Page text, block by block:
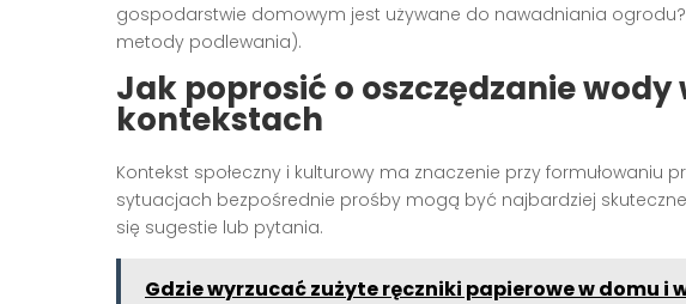
gospodarstwie domowym jest używane do nawadniania
metody podlewania).
Jak poprosić o oszczędzanie wody
kontekstach
Kontekst społeczny i kulturowy ma znaczenie przy formułowaniu
sytuacjach bezpośrednie prośby mogą być najbardziej
się sugestie lub pytania.
Gdzie wyrzucać zużyte ręczniki papierowe w domu i